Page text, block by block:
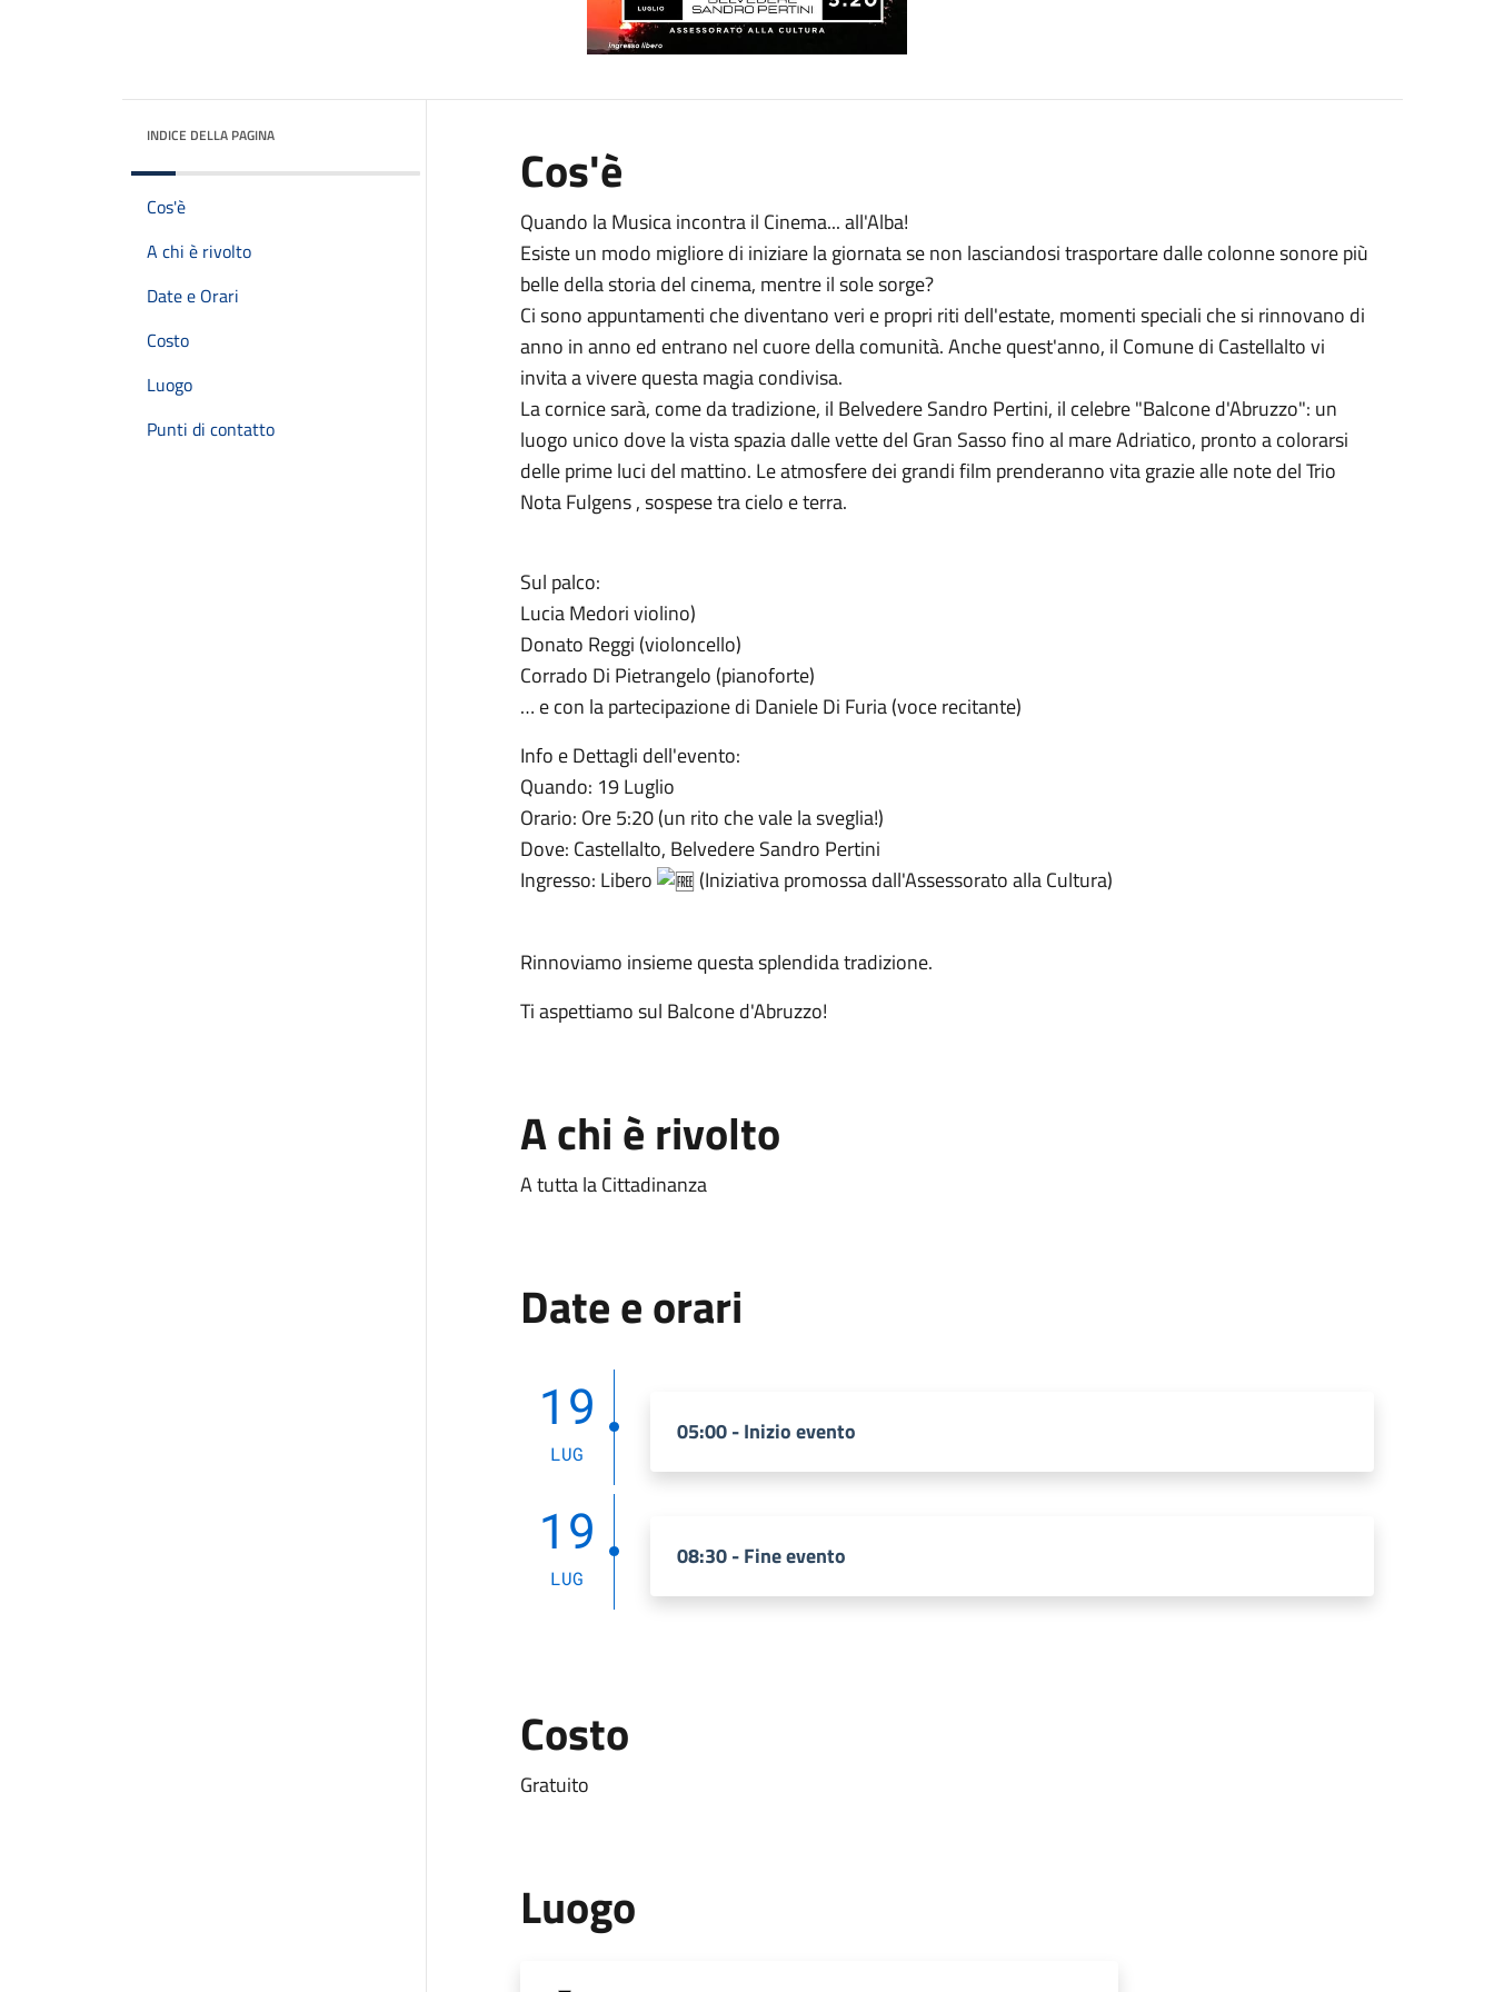
INDICE DELLA PAGINA
Cos'è
A chi è rivolto
Date e Orari
Costo
Luogo
Punti di contatto
Cos'è
Quando la Musica incontra il Cinema... all'Alba!
Esiste un modo migliore di iniziare la giornata se non lasciandosi trasportare dalle colonne sonore più
belle della storia del cinema, mentre il sole sorge?
Ci sono appuntamenti che diventano veri e propri riti dell'estate, momenti speciali che si rinnovano di
anno in anno ed entrano nel cuore della comunità. Anche quest'anno, il Comune di Castellalto vi
invita a vivere questa magia condivisa.
La cornice sarà, come da tradizione, il Belvedere Sandro Pertini, il celebre "Balcone d'Abruzzo": un
luogo unico dove la vista spazia dalle vette del Gran Sasso fino al mare Adriatico, pronto a colorarsi
delle prime luci del mattino. Le atmosfere dei grandi film prenderanno vita grazie alle note del Trio
Nota Fulgens , sospese tra cielo e terra.
Sul palco:
Lucia Medori violino)
Donato Reggi (violoncello)
Corrado Di Pietrangelo (pianoforte)
… e con la partecipazione di Daniele Di Furia (voce recitante)
Info e Dettagli dell'evento:
Quando: 19 Luglio
Orario: Ore 5:20 (un rito che vale la sveglia!)
Dove: Castellalto, Belvedere Sandro Pertini
Ingresso: Libero
(Iniziativa promossa dall'Assessorato alla Cultura)
Rinnoviamo insieme questa splendida tradizione.
Ti aspettiamo sul Balcone d'Abruzzo!
A chi è rivolto
A tutta la Cittadinanza
Date e orari
19
LUG
05:00 - Inizio evento
19
LUG
08:30 - Fine evento
Costo
Gratuito
Luogo